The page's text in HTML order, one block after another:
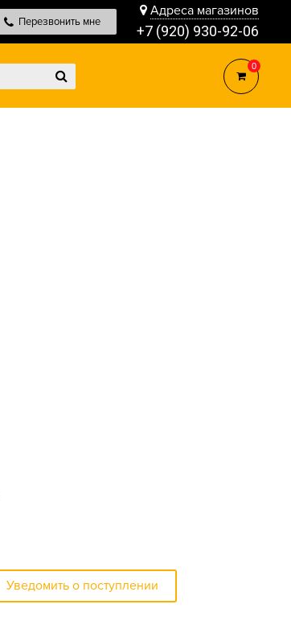
Перезвонить мне
Адреса магазинов
+7 (920) 930-92-06
0
Уведомить о поступлении